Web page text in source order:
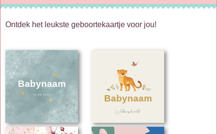
Ontdek het leukste geboortekaartje voor jou!
Babynaam
Babynaam